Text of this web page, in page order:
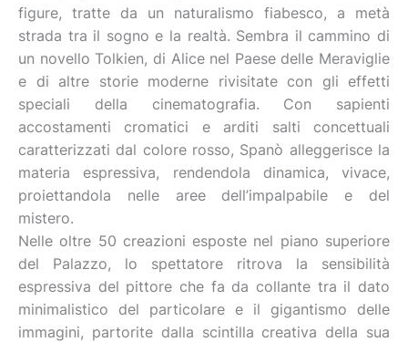
figure, tratte da un naturalismo fiabesco, a metà
strada tra il sogno e la realtà. Sembra il cammino di
un novello Tolkien, di Alice nel Paese delle Meraviglie
e di altre storie moderne rivisitate con gli effetti
speciali della cinematografia. Con sapienti
accostamenti cromatici e arditi salti concettuali
caratterizzati dal colore rosso, Spanò alleggerisce la
materia espressiva, rendendola dinamica, vivace,
proiettandola nelle aree dell’impalpabile e del
mistero.
Nelle oltre 50 creazioni esposte nel piano superiore
del Palazzo, lo spettatore ritrova la sensibilità
espressiva del pittore che fa da collante tra il dato
minimalistico del particolare e il gigantismo delle
immagini, partorite dalla scintilla creativa della sua